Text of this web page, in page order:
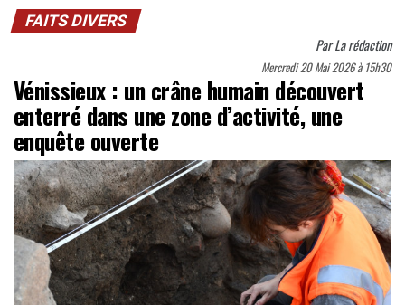
FAITS DIVERS
ParLa rédaction
Mercredi 20 Mai 2026 à 15h30
Vénissieux : un crâne humain découvert
enterré dans une zone d’activité, une
enquête ouverte